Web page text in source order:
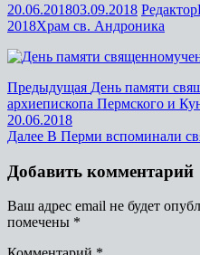
20.06.201803.09.2018 Редактор
2018Храм св. Андроника
Предыдущая День памяти
архиепископа Пермского и
20.06.2018
Далее В Перми вспоминали
Добавить комментарий
Ваш адрес email не будет
помечены *